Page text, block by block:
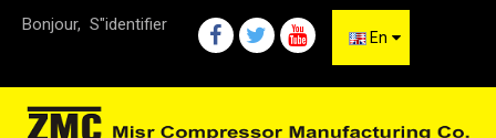
Bonjour, S"identifier
En